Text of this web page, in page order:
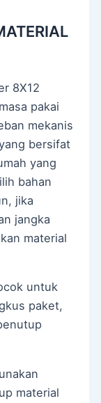
8X12
pakai
mekanis
bersifat
yang
bahan
jika
jangka
material
untuk
paket,
material